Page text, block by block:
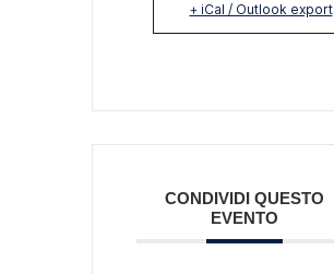
+ iCal / Outlook export
CONDIVIDI QUESTO
EVENTO